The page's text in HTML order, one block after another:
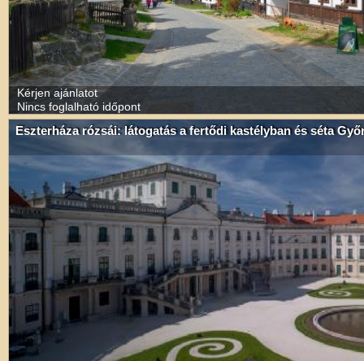
Kérjen ajánlatot
Nincs foglalható időpont
Eszterháza rózsái: látogatás a fertődi kastélyban és séta